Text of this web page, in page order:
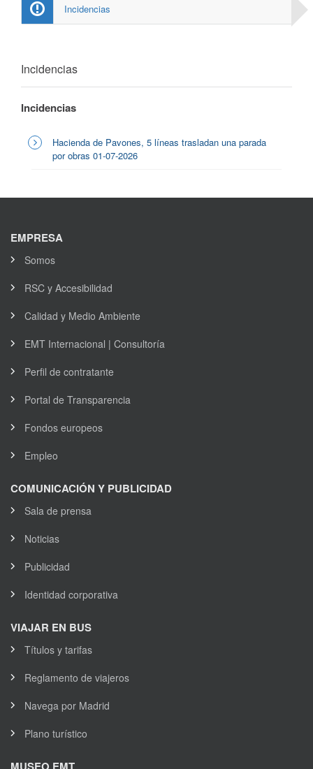
Incidencias
Incidencias
Incidencias
Hacienda de Pavones, 5 líneas trasladan una parada
por obras 01-07-2026
EMPRESA
Somos
RSC y Accesibilidad
Calidad y Medio Ambiente
EMT Internacional | Consultoría
Perfil de contratante
Portal de Transparencia
Fondos europeos
Empleo
COMUNICACIÓN Y PUBLICIDAD
Sala de prensa
Noticias
Publicidad
Identidad corporativa
VIAJAR EN BUS
Títulos y tarifas
Reglamento de viajeros
Navega por Madrid
Plano turístico